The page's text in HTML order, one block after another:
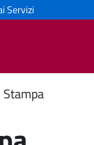
Servizi